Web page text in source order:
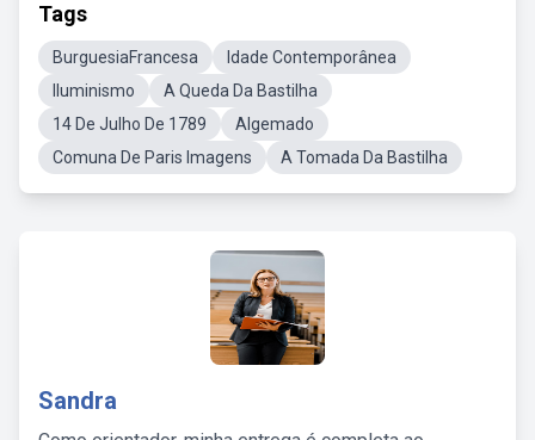
Tags
BurguesiaFrancesa
Idade Contemporânea
Iluminismo
A Queda Da Bastilha
14 De Julho De 1789
Algemado
Comuna De Paris Imagens
A Tomada Da Bastilha
Sandra